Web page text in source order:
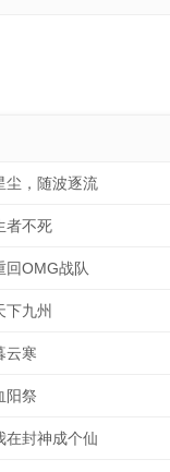
尘，随波逐流
者不死
回OMG战队
下九州
云寒
阳祭
在封神成个仙